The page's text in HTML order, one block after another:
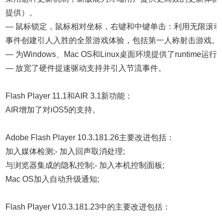
提供）。
— 鼠标锁定，鼠标相对坐标，右键和中键单击：利用无限滚
事件创建引人入胜的全景游戏体验，包括第一人称射击游戏。
— 为Windows、Mac OS和Linux桌面环境提供了runtime运行
— 放宽了硬件提速驱动支持并引入节流事件。
Flash Player 11.1和AIR 3.1新功能：
AIR增加了对iOS5的支持。
Adobe Flash Player 10.3.181.26主要改进包括：
加入媒体检测;- 加入回声取消处理;
与浏览器集成的隐私控制;- 加入本机控制面板;
Mac OS加入自动升级通知;
Flash Player V10.3.181.23中的主要改进包括：